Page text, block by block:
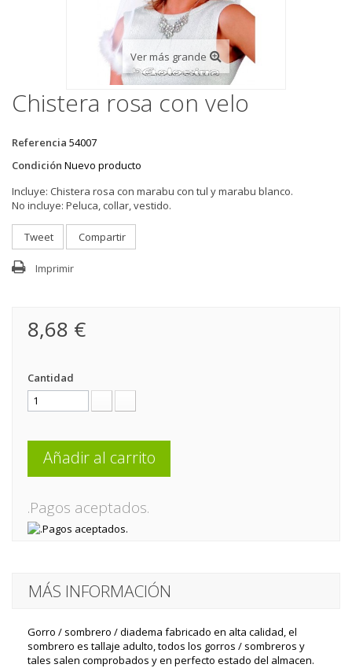
Ver más grande
Chistera rosa con velo
Referencia 54007
Condición Nuevo producto
Incluye: Chistera rosa con marabu con tul y marabu blanco.
No incluye: Peluca, collar, vestido.
Tweet Compartir
Imprimir
8,68 €
Cantidad
Añadir al carrito
.Pagos aceptados.
MÁS INFORMACIÓN
Gorro / sombrero / diadema fabricado en alta calidad, el
sombrero es tallaje adulto, todos los gorros / sombreros y
tales salen comprobados y en perfecto estado del almacen.